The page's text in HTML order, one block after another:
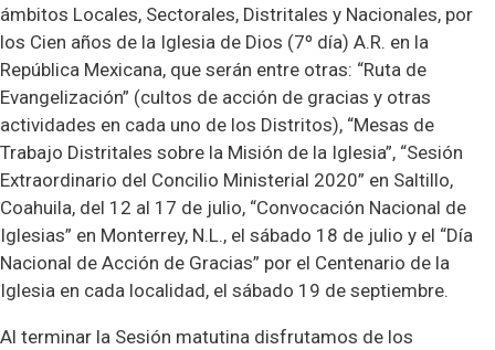
ámbitos Locales, Sectorales, Distritales y Nacionales, por
los Cien años de la Iglesia de Dios (7º día) A.R. en la
República Mexicana, que serán entre otras: “Ruta de
Evangelización” (cultos de acción de gracias y otras
actividades en cada uno de los Distritos), “Mesas de
Trabajo Distritales sobre la Misión de la Iglesia”, “Sesión
Extraordinario del Concilio Ministerial 2020” en Saltillo,
Coahuila, del 12 al 17 de julio, “Convocación Nacional de
Iglesias” en Monterrey, N.L., el sábado 18 de julio y el “Día
Nacional de Acción de Gracias” por el Centenario de la
Iglesia en cada localidad, el sábado 19 de septiembre.
Al terminar la Sesión matutina disfrutamos de los